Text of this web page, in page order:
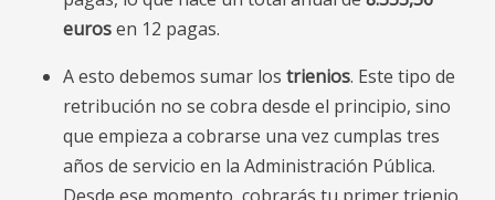
eurosen 12 pagas.
A esto debemos sumar los trienios. Este tipo de
retribución no se cobra desde el principio, sino
que empieza a cobrarse una vez cumplas tres
años de servicio en la Administración Pública.